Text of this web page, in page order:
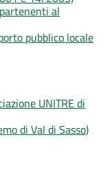
al
pubblico locale
UNITRE di
di Val di Sasso)